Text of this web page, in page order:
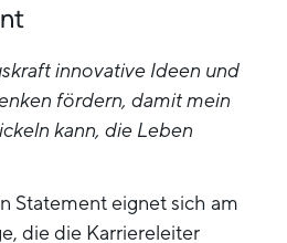
innovative Ideen und
fördern, damit mein
kann, die Leben
Statement eignet sich am
die die Karriereleiter